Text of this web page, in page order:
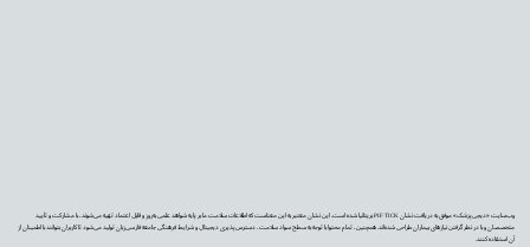
وب‌سایت «دیجی‌پزشک» موفق به دریافت نشان PIF TICK بریتانیا شده است. این نشان معتبر به این معناست که اطلاعات سلامت ما بر پایه شواهد علمی به‌روز و قابل اعتماد تهیه می‌شوند، با مشارکت و تأیید
متخصصان و با در نظر گرفتن نیازهای بیماران طراحی شده‌اند. همچنین، تمام محتوا با توجه به سطح سواد سلامت، دسترس‌پذیری دیجیتال و شرایط فرهنگی جامعه فارسی‌زبان تولید می‌شود تا کاربران بتوانند با اطمینان از
آن استفاده کنند.